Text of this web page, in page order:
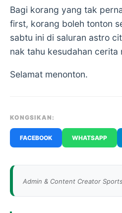
Bagi korang yang tak
first, korang boleh tonton
sabtu ini di saluran astro
nak tahu kesudahan cerita
Selamat menonton.
KONGSIKAN:
FACEBOOK WHATSAPP
Admin & Content Creator